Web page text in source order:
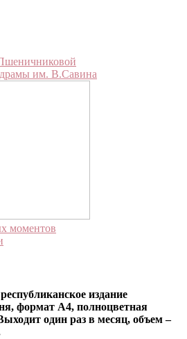
издание
формат А4, полноцветная
один раз в месяц, объем –